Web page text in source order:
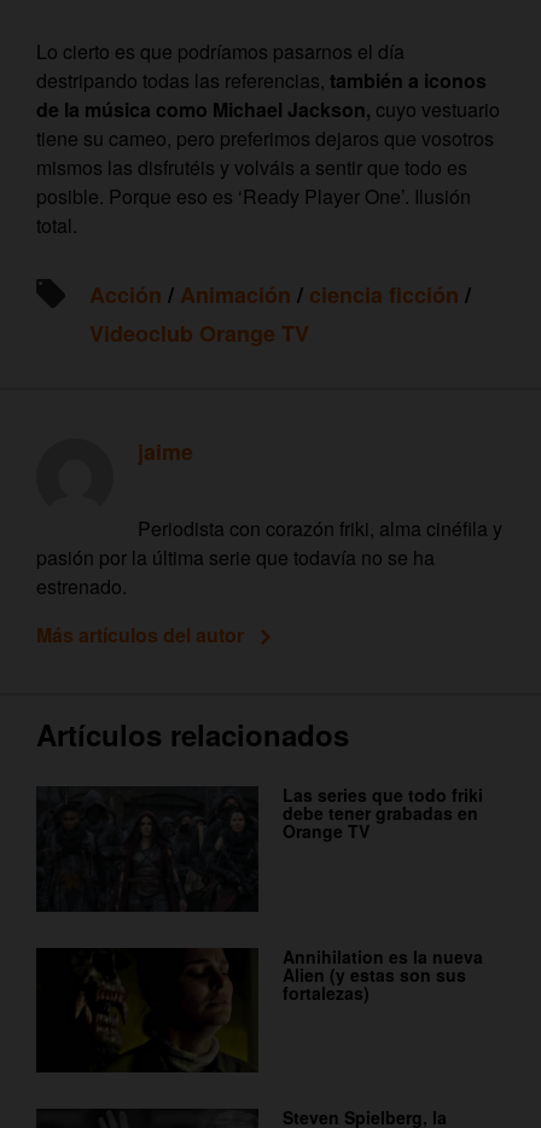
Lo cierto es que podríamos pasarnos el día
destripando todas las referencias, también a iconos
de la música como Michael Jackson, cuyo vestuario
tiene su cameo, pero preferimos dejaros que vosotros
mismos las disfrutéis y volváis a sentir que todo es
posible. Porque eso es ‘Ready Player One’. Ilusión
total.
Acción / Animación / ciencia ficción /
Videoclub Orange TV
jaime
Periodista con corazón friki, alma cinéfila y
pasión por la última serie que todavía no se ha
estrenado.
Más artículos del autor
Artículos relacionados
Las series que todo friki
debe tener grabadas en
Orange TV
Annihilation es la nueva
Alien (y estas son sus
fortalezas)
Steven Spielberg, la